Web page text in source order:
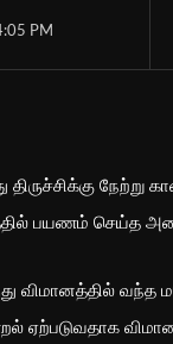
PM
திருச்சிக்கு
பயணம் செய்த
விமானத்தில் வந்த
ஏற்படுவதாக